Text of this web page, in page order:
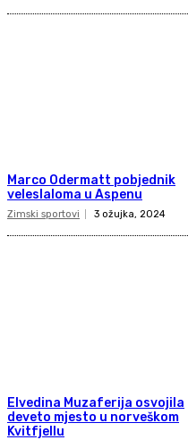
Marco Odermatt pobjednik
veleslaloma u Aspenu
Zimski sportovi 3 ožujka, 2024
Elvedina Muzaferija osvojila
deveto mjesto u norveškom
Kvitfjellu